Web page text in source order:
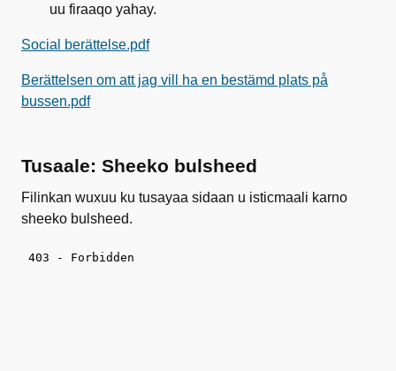
uu firaaqo yahay.
Social berättelse.pdf
Berättelsen om att jag vill ha en bestämd plats på
bussen.pdf
Tusaale: Sheeko bulsheed
Filinkan wuxuu ku tusayaa sidaan u isticmaali karno
sheeko bulsheed.